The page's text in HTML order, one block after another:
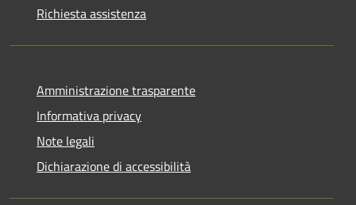
Richiesta assistenza
Amministrazione trasparente
Informativa privacy
Note legali
Dichiarazione di accessibilità